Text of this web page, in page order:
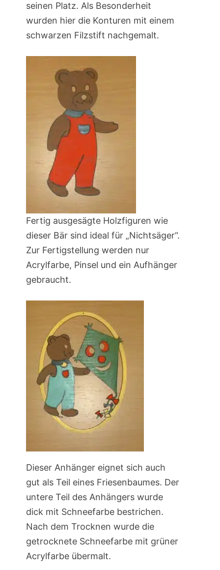
seinen Platz. Als Besonderheit
wurden hier die Konturen mit einem
schwarzen Filzstift nachgemalt.
Fertig ausgesägte Holzfiguren wie
dieser Bär sind ideal für „Nichtsäger“.
Zur Fertigstellung werden nur
Acrylfarbe, Pinsel und ein Aufhänger
gebraucht.
Dieser Anhänger eignet sich auch
gut als Teil eines Friesenbaumes. Der
untere Teil des Anhängers wurde
dick mit Schneefarbe bestrichen.
Nach dem Trocknen wurde die
getrocknete Schneefarbe mit grüner
Acrylfarbe übermalt.